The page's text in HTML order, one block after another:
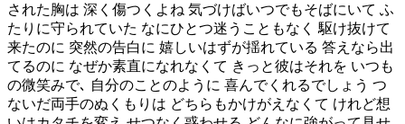
された胸は 深く傷つくよね 気づけばいつでもそばにいて ふ
たりに守られていた なにひとつ迷うこともなく 駆け抜けて
来たのに 突然の告白に 嬉しいはずが揺れている 答えなら出
てるのに なぜか素直になれなくて きっと彼はそれを いつも
の微笑みで､ 自分のことのように 喜んでくれるでしょう つ
ないだ両手のぬくもりは どちらもかけがえなくて けれど想